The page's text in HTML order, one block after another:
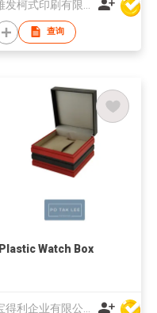
查询
Plastic Watch Box